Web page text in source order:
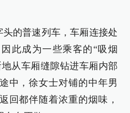
的普速列车，车厢连接处
此成为一些乘客的“吸烟
从车厢缝隙钻进车厢内部
中，徐女士对铺的中年男
回都伴随着浓重的烟味，